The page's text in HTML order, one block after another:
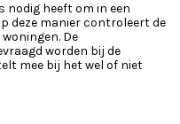
nodig heeft om in een
deze manier controleert de
De
worden bij de
mee bij het wel of niet